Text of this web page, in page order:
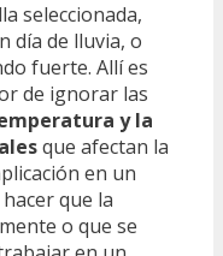
seleccionada,
día de lluvia, o
fuerte. Allí es
de ignorar las
y la
que afectan la
en un
que la
o que se